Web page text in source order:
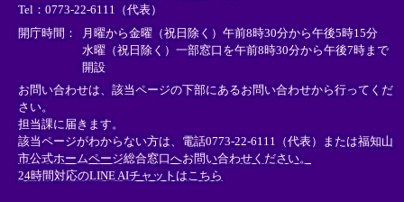
ク
＞
ク
＞
ク
＞
Tel：0773-22-6111（代表）
開庁時間：
月曜から金曜（祝日除く）午前8時30分から午後5時15分
水曜（祝日除く）一部窓口を午前8時30分から午後7時まで
開設
お問い合わせは、該当ページの下部にあるお問い合わせから行ってくだ
さい。
担当課に届きます。
該当ページがわからない方は、電話0773-22-6111（代表）または福知山
市公式ホームページ総合窓口へお問い合わせください。
24時間対応のLINE AIチャットはこちら